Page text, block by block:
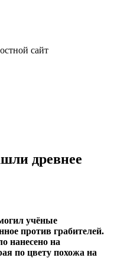
сайт
древнее
учёные
против грабителей.
нанесено на
по цвету похожа на